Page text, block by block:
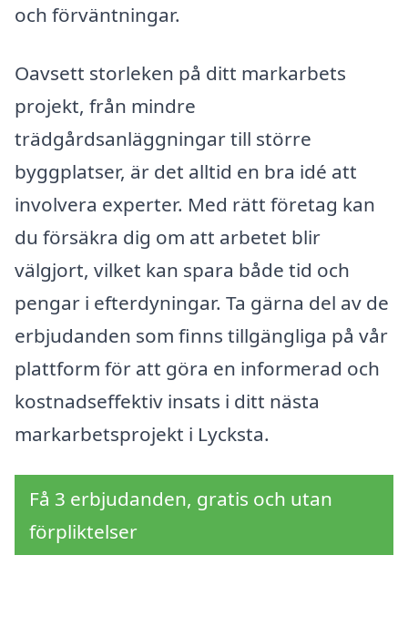
och förväntningar.
Oavsett storleken på ditt markarbets
projekt, från mindre
trädgårdsanläggningar till större
byggplatser, är det alltid en bra idé att
involvera experter. Med rätt företag kan
du försäkra dig om att arbetet blir
välgjort, vilket kan spara både tid och
pengar i efterdyningar. Ta gärna del av de
erbjudanden som finns tillgängliga på vår
plattform för att göra en informerad och
kostnadseffektiv insats i ditt nästa
markarbetsprojekt i Lycksta.
Få 3 erbjudanden, gratis och utan
förpliktelser